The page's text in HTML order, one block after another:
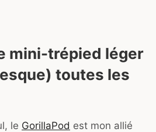
mini-trépied léger
toutes les
le GorillaPod est mon allié